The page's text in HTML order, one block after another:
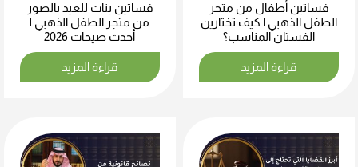
فساتين أطفال من متجر
الطفل الذهبي | كيف تختارين
الفستان المناسب؟
قراءة المزيد
فساتين بنات للعيد بالصور
من متجر الطفل الذهبي |
أحدث صيحات 2026
قراءة المزيد